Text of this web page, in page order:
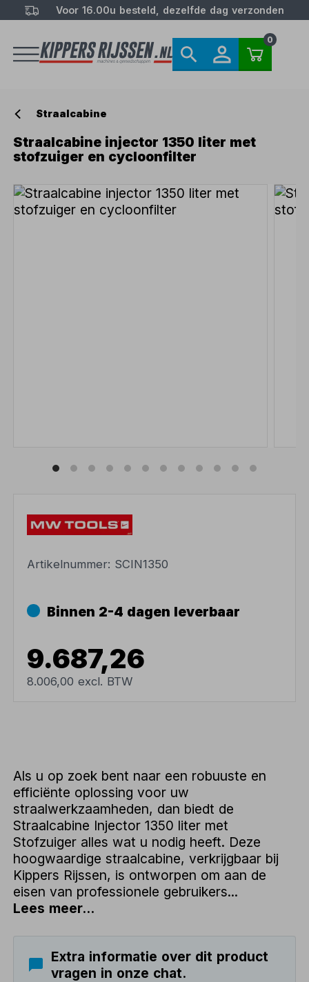
Voor 16.00u besteld, dezelfde dag verzonden
0
Straalcabine
Straalcabine injector 1350 liter met
stofzuiger en cycloonfilter
Artikelnummer: SCIN1350
Binnen 2-4 dagen leverbaar
9.687,26
8.006,00 excl. BTW
Als u op zoek bent naar een robuuste en
efficiënte oplossing voor uw
straalwerkzaamheden, dan biedt de
Straalcabine Injector 1350 liter met
Stofzuiger alles wat u nodig heeft. Deze
hoogwaardige straalcabine, verkrijgbaar bij
Kippers Rijssen, is ontworpen om aan de
eisen van professionele gebruikers...
Lees meer...
Extra informatie over dit product
vragen in onze chat.